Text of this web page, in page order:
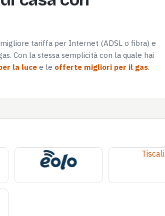
tariffa per Internet (ADSL o fibra) e
Con la stessa semplicità con la quale hai
la lucee le offerte migliori per il gas.
Tiscali